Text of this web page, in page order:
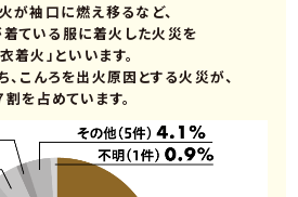
が袖口に燃え移るなど、
ている服に着火した火災を
着火」といいます。
こんろを出火原因とする火災が、
割を占めています。